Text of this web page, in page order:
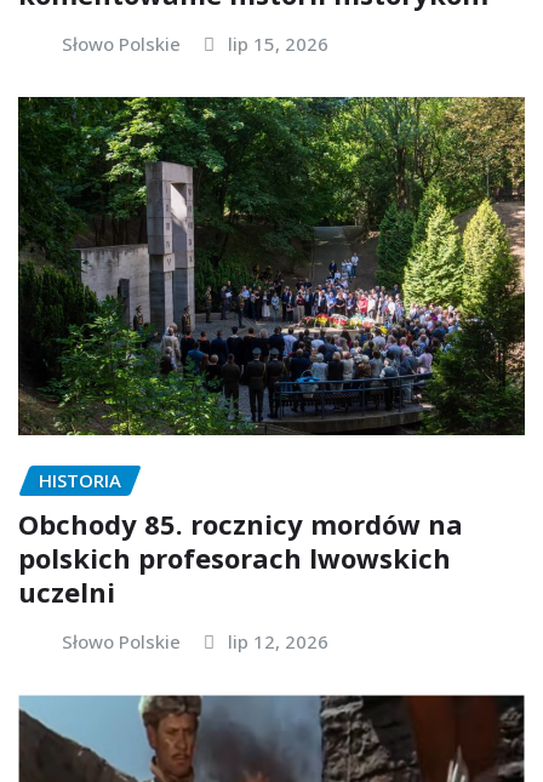
Słowo Polskie lip 15, 2026
HISTORIA
Obchody 85. rocznicy mordów na
polskich profesorach lwowskich
uczelni
Słowo Polskie lip 12, 2026